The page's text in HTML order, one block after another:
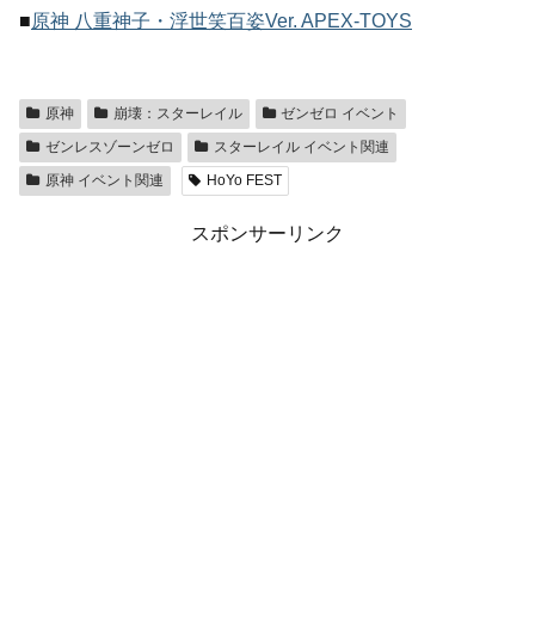
■原神 八重神子・浮世笑百姿Ver. APEX-TOYS
原神 崩壊：スターレイル
ゼンゼロ イベント
ゼンレスゾーンゼロ
スターレイル イベント関連
原神 イベント関連
HoYo FEST
スポンサーリンク